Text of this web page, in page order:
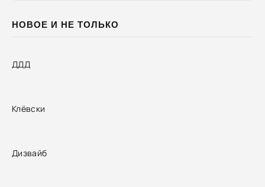
НОВОЕ И НЕ ТОЛЬКО
ДДД
Клёвски
Дизвайб